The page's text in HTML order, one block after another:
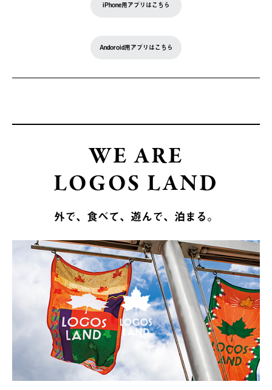
iPhone用アプリはこちら
Andoroid用アプリはこちら
WE ARE
LOGOS LAND
外で、食べて、遊んで、泊まる。